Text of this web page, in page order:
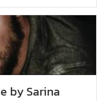
by Sarina